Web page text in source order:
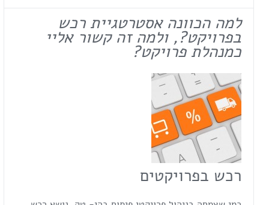
למה הכוונה אסטרטגיית רכש
בפרויקט?,ולמה זה קשור אליי
כמנהלת פרויקט?
רכש בפרויקטים